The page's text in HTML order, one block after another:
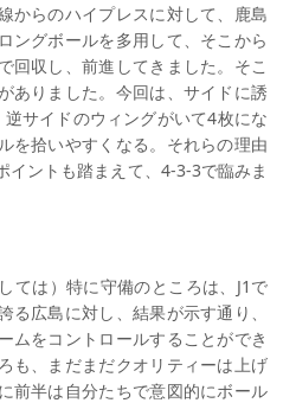
からのハイプレスに対して、鹿島
ングボールを多用して、そこから
回収し、前進してきました。そこ
ありました。今回は、サイドに誘
サイドのウィングがいて4枚にな
を拾いやすくなる。それらの理由
イントも踏まえて、4-3-3で臨みま
ては）特に守備のところは、J1で
る広島に対し、結果が示す通り、
ムをコントロールすることができ
も、まだまだクオリティーは上げ
前半は自分たちで意図的にボール